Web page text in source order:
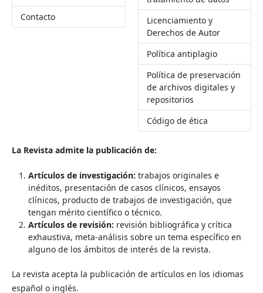
Contacto
Licenciamiento y
Derechos de Autor
Política antiplagio
Política de preservación
de archivos digitales y
repositorios
Código de ética
La Revista admite la publicación de:
Artículos de investigación: trabajos originales e
inéditos, presentación de casos clínicos, ensayos
clínicos, producto de trabajos de investigación, que
tengan mérito científico o técnico.
Artículos de revisión: revisión bibliográfica y crítica
exhaustiva, meta-análisis sobre un tema específico en
alguno de los ámbitos de interés de la revista.
La revista acepta la publicación de artículos en los idiomas
español o inglés.